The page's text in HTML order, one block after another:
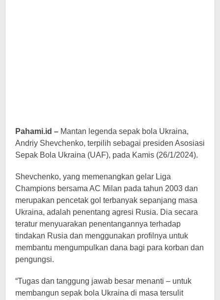
Pahami.id – Mantan legenda sepak bola Ukraina,
Andriy Shevchenko, terpilih sebagai presiden Asosiasi
Sepak Bola Ukraina (UAF), pada Kamis (26/1/2024).
Shevchenko, yang memenangkan gelar Liga
Champions bersama AC Milan pada tahun 2003 dan
merupakan pencetak gol terbanyak sepanjang masa
Ukraina, adalah penentang agresi Rusia. Dia secara
teratur menyuarakan penentangannya terhadap
tindakan Rusia dan menggunakan profilnya untuk
membantu mengumpulkan dana bagi para korban dan
pengungsi.
“Tugas dan tanggung jawab besar menanti – untuk
membangun sepak bola Ukraina di masa tersulit